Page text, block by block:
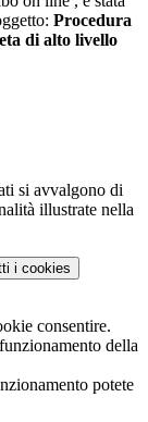
Procedura
di alto livello
si avvalgono di
illustrate nella
i cookies
consentire.
della
potete